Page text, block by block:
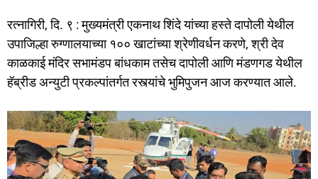
c
e
b
o
o
k
st
o
d
o
n
ai
l
ar
e
रत्नागिरी, दि. ९ : मुख्यमंत्री एकनाथ शिंदे यांच्या हस्ते दापोली येथील
उपाजिल्हा रुग्णालयाच्या १०० खाटांच्‍या श्रेणीवर्धन करणे, श्री देव
काळकाई मंदिर सभामंडप बांधकाम तसेच दापोली आणि मंडणगड येथील
हॅब्रीड अन्युटी प्रकल्पांतर्गत रस्त्यांचे भुमिपुजन आज करण्यात आले.